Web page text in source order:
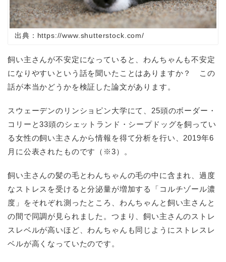
出典：https://www.shutterstock.com/
飼い主さんが不安定になっていると、わんちゃんも不安定
になりやすいという話を聞いたことはありますか？ この
話が本当かどうかを検証した論文があります。
スウェーデンのリンショピン大学にて、25頭のボーダー・
コリーと33頭のシェットランド・シープドッグを飼ってい
る女性の飼い主さんから情報を得て分析を行い、2019年6
月に公表されたものです（※3）。
飼い主さんの髪の毛とわんちゃんの毛の中に含まれ、過度
なストレスを受けると分泌量が増加する「コルチゾール濃
度」をそれぞれ測ったところ、わんちゃんと飼い主さんと
の間で同調が見られました。つまり、飼い主さんのストレ
スレベルが高いほど、わんちゃんも同じようにストレスレ
ベルが高くなっていたのです。